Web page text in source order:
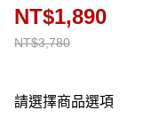
NT$3,780
NT$1,890
請選擇商品選項